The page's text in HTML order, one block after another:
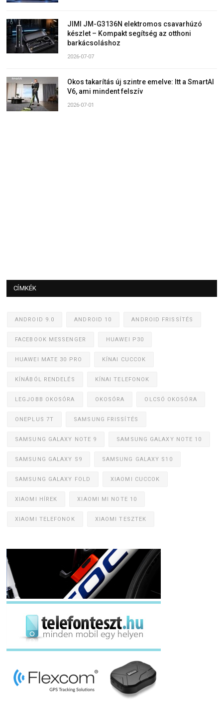
JIMI JM-G3136N elektromos csavarhúzó
készlet – Kompakt segítség az otthoni
barkácsoláshoz
2026-07-07
Okos takarítás új szintre emelve: Itt a SmartAI
V6, ami mindent felszív
2026-07-01
CÍMKÉK
ANDROID 9.0 ANDROID 10 ANDROID FRISSÍTÉS
FACEBOOK MESSENGER HUAWEI P30
HUAWEI MATE 30 PRO KÍNAI CUCCOK
KÍNÁBÓL RENDELÉS KÍNAI TELEFONOK
LEGJOBB OKOSÓRA OKOSÓRA OLCSÓ OKOSÓRA
ONEPLUS 7T SAMSUNG FRISSÍTÉS
SAMSUNG GALAXY NOTE 9 SAMSUNG GALAXY NOTE 10
SAMSUNG GALAXY S9 SAMSUNG GALAXY S10
SAMSUNG GALAXY FOLD XIAOMI CUCCOK
XIAOMI HÍREK XIAOMI MI NOTE 10
XIAOMI TELEFONOK XIAOMI TESZTEK